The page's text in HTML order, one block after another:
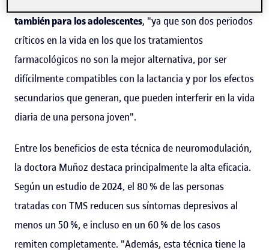
también para los adolescentes, "ya que son dos periodos
críticos en la vida en los que los tratamientos
farmacológicos no son la mejor alternativa, por ser
difícilmente compatibles con la lactancia y por los efectos
secundarios que generan, que pueden interferir en la vida
diaria de una persona joven".
Entre los beneficios de esta técnica de neuromodulación,
la doctora Muñoz destaca principalmente la alta eficacia.
Según un estudio de 2024, el 80 % de las personas
tratadas con TMS reducen sus síntomas depresivos al
menos un 50 %, e incluso en un 60 % de los casos
remiten completamente. "Además, esta técnica tiene la